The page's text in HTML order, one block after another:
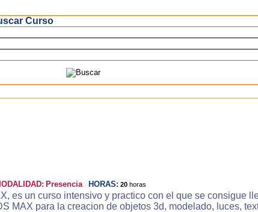
Curso
Presencia HORAS: 20 horas
es un curso intensivo y practico con el que se consigue
MAX para la creacion de objetos 3d, modelado, luces,